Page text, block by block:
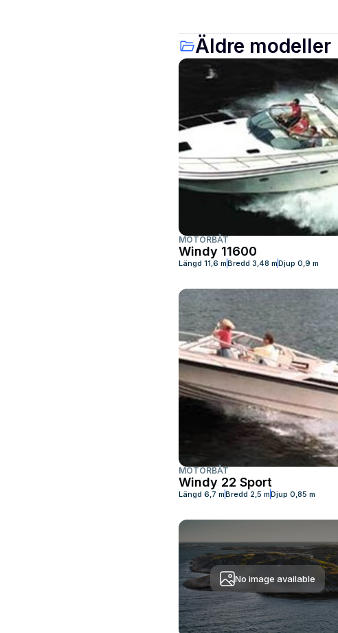
Äldre modeller
MOTORBÅT
Windy 11600
Längd 11,6 mBredd 3,48 mDjup 0,9 m
MOTORBÅT
Windy 22 Sport
Längd 6,7 mBredd 2,5 mDjup 0,85 m
No image available